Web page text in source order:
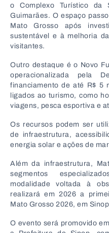
o Complexo Turístico da
Guimarães. O espaço
Mato Grosso após
sustentável e à melhoria
visitantes.
Outro destaque é o Novo
operacionalizada pela
financiamento de até R$ 5
ligados ao turismo, como
viagens, pesca esportiva e
Os recursos podem ser
de infraestrutura,
energia solar e ações de
Além da infraestrutura,
segmentos
modalidade voltada à
realizará em 2026 a
Mato Grosso 2026, em Sinop
O evento será promovido